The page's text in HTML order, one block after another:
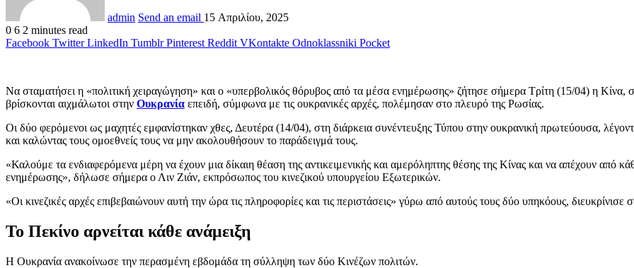
admin Send an email 15 Απριλίου, 2025
0 6 2 minutes read
Facebook Twitter LinkedIn Tumblr Pinterest Reddit VKontakte Odnoklassniki Pocket
Να σταματήσει η «πολιτική χειραγώγηση» και ο «υπερβολικός θόρυβος από τα μέσα ενημέρωσης» ζήτησε σήμερα Τρίτη (15/04) η
βρίσκονται αιχμάλωτοι στην Ουκρανία επειδή, σύμφωνα με τις ουκρανικές αρχές, πολέμησαν στο πλευρό της Ρωσίας.
Οι δύο φερόμενοι ως μαχητές εμφανίστηκαν χθες, Δευτέρα (14/04), στη διάρκεια συνέντευξης Τύπου στην ουκρανική πρωτεύουσα,
και καλώντας τους ομοεθνείς τους να μην ακολουθήσουν το παράδειγμά τους.
«Καλούμε τα ενδιαφερόμενα μέρη να έχουν μια δίκαιη θέαση της αντικειμενικής και αμερόληπτης θέσης της Κίνας και να απέχουν από
ενημέρωσης», δήλωσε σήμερα ο Λιν Ζιάν, εκπρόσωπος του κινεζικού υπουργείου Εξωτερικών.
«Οι κινεζικές αρχές επιβεβαιώνουν αυτή την ώρα τις πληροφορίες και τις περιστάσεις» γύρω από αυτούς τους δύο υπηκόους, διευκρίνισε
Το Πεκίνο αρνείται κάθε ανάμειξη
Η Ουκρανία ανακοίνωσε την περασμένη εβδομάδα τη σύλληψη των δύο Κινέζων πολιτών.